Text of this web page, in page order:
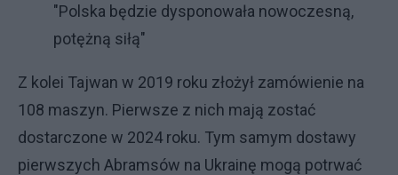
"Polska będzie dysponowała nowoczesną,
potężną siłą"
Z kolei Tajwan w 2019 roku złożył zamówienie na
108 maszyn. Pierwsze z nich mają zostać
dostarczone w 2024 roku. Tym samym dostawy
pierwszych Abramsów na Ukrainę mogą potrwać